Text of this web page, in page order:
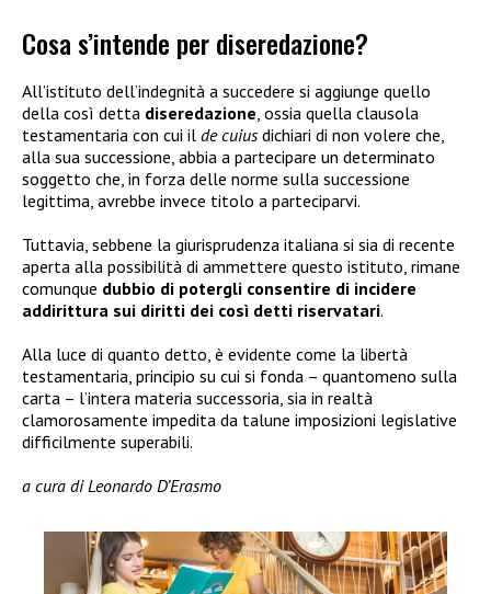
Cosa s’intende per diseredazione?
All’istituto dell’indegnità a succedere si aggiunge quello
della così detta diseredazione , ossia quella clausola
testamentaria con cui il de cuiusdichiari di non volere che,
alla sua successione, abbia a partecipare un determinato
soggetto che, in forza delle norme sulla successione
legittima, avrebbe invece titolo a parteciparvi.
Tuttavia, sebbene la giurisprudenza italiana si sia di recente
aperta alla possibilità di ammettere questo istituto, rimane
comunque dubbio di potergli consentire di incidere
addirittura sui diritti dei così detti riservatari.
Alla luce di quanto detto, è evidente come la libertà
testamentaria, principio su cui si fonda – quantomeno sulla
carta – l’intera materia successoria, sia in realtà
clamorosamente impedita da talune imposizioni legislative
difficilmente superabili.
a cura di Leonardo D’Erasmo